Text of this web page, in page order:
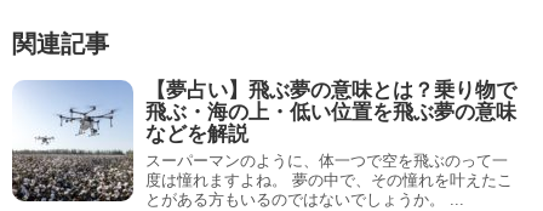
関連記事
【夢占い】飛ぶ夢の意味とは？乗り物で
飛ぶ・海の上・低い位置を飛ぶ夢の意味
などを解説
スーパーマンのように、体一つで空を飛ぶのって一
度は憧れますよね。 夢の中で、その憧れを叶えたこ
とがある方もいるのではないでしょうか。 ...